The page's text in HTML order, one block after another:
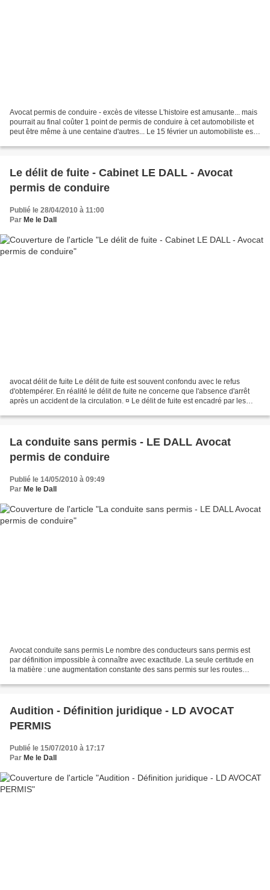
Avocat permis de conduire - excès de vitesse L'histoire est amusante... mais
pourrait au final coûter 1 point de permis de conduire à cet automobiliste et
peut être même à une centaine d'autres... Le 15 février un automobiliste est
Le délit de fuite - Cabinet LE DALL - Avocat
permis de conduire
Publié le 28/04/2010 à 11:00
Par Me le Dall
avocat délit de fuite Le délit de fuite est souvent confondu avec le refus
d'obtempérer. En réalité le délit de fuite ne concerne que l'absence d'arrêt
après un accident de la circulation. ¤ Le délit de fuite est encadré par les
La conduite sans permis - LE DALL Avocat
permis de conduire
Publié le 14/05/2010 à 09:49
Par Me le Dall
Avocat conduite sans permis Le nombre des conducteurs sans permis est
par définition impossible à connaître avec exactitude. La seule certitude en
la matière : une augmentation constante des sans permis sur les routes
Audition - Définition juridique - LD AVOCAT
PERMIS
Publié le 15/07/2010 à 17:17
Par Me le Dall